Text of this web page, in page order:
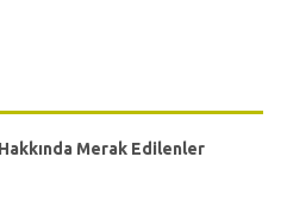
Merak Edilenler